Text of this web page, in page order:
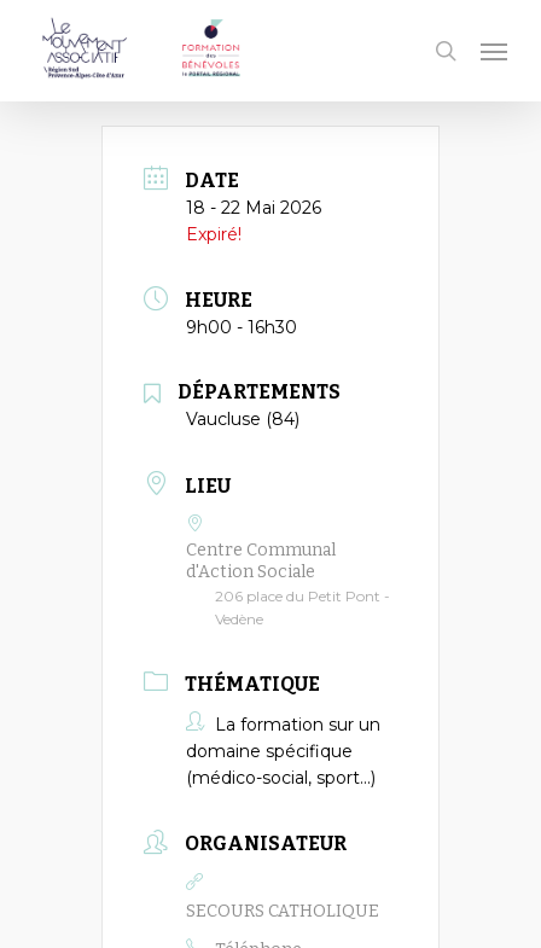
contenu
Menu
DATE
18 - 22 Mai 2026
Expiré!
HEURE
9h00 - 16h30
DÉPARTEMENTS
Vaucluse (84)
LIEU
Centre Communal
d'Action Sociale
206 place du Petit Pont -
Vedène
THÉMATIQUE
La formation sur un
domaine spécifique
(médico-social, sport...)
ORGANISATEUR
SECOURS CATHOLIQUE